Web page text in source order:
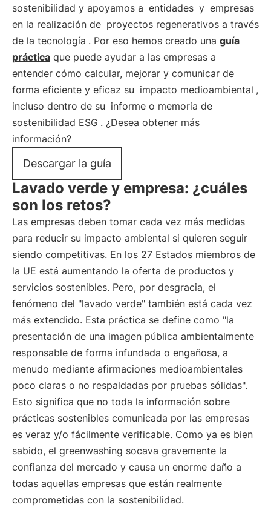
sostenibilidad y apoyamos a entidades y empresas
en la realización de proyectos regenerativos a través
de la tecnología . Por eso hemos creado una guía
práctica que puede ayudar a las empresas a
entender cómo calcular, mejorar y comunicar de
forma eficiente y eficaz su impacto medioambiental ,
incluso dentro de su informe o memoria de
sostenibilidad ESG . ¿Desea obtener más
información?
Descargar la guía
Lavado verde y empresa: ¿cuáles
son los retos?
Las empresas deben tomar cada vez más medidas
para reducir su impacto ambiental si quieren seguir
siendo competitivas. En los 27 Estados miembros de
la UE está aumentando la oferta de productos y
servicios sostenibles. Pero, por desgracia, el
fenómeno del "lavado verde" también está cada vez
más extendido. Esta práctica se define como "la
presentación de una imagen pública ambientalmente
responsable de forma infundada o engañosa, a
menudo mediante afirmaciones medioambientales
poco claras o no respaldadas por pruebas sólidas".
Esto significa que no toda la información sobre
prácticas sostenibles comunicada por las empresas
es veraz y/o fácilmente verificable. Como ya es bien
sabido, el greenwashing socava gravemente la
confianza del mercado y causa un enorme daño a
todas aquellas empresas que están realmente
comprometidas con la sostenibilidad.